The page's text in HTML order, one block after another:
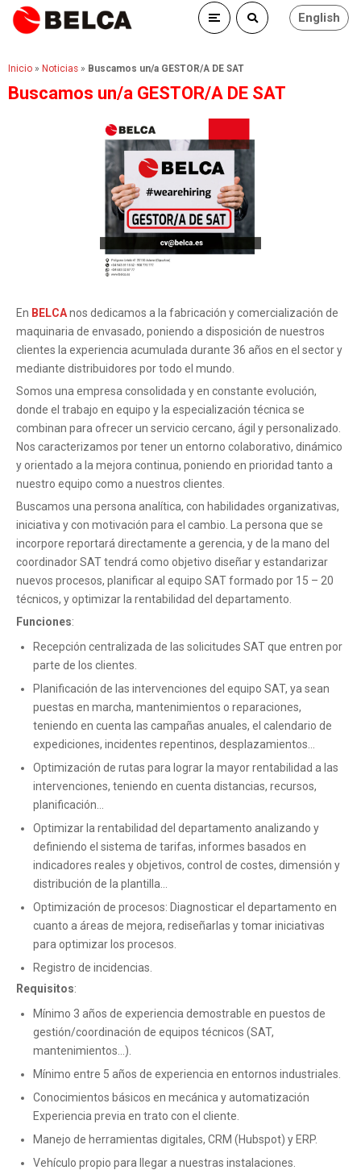
English
Inicio » Noticias » Buscamos un/a GESTOR/A DE SAT
Buscamos un/a GESTOR/A DE SAT
En BELCAnos dedicamos a la fabricación y comercialización de
maquinaria de envasado, poniendo a disposición de nuestros
clientes la experiencia acumulada durante 36 años en el sector y
mediante distribuidores por todo el mundo.
Somos una empresa consolidada y en constante evolución,
donde el trabajo en equipo y la especialización técnica se
combinan para ofrecer un servicio cercano, ágil y personalizado.
Nos caracterizamos por tener un entorno colaborativo, dinámico
y orientado a la mejora continua, poniendo en prioridad tanto a
nuestro equipo como a nuestros clientes.
Buscamos una persona analítica, con habilidades organizativas,
iniciativa y con motivación para el cambio. La persona que se
incorpore reportará directamente a gerencia, y de la mano del
coordinador SAT tendrá como objetivo diseñar y estandarizar
nuevos procesos, planificar al equipo SAT formado por 15 – 20
técnicos, y optimizar la rentabilidad del departamento.
Funciones:
Recepción centralizada de las solicitudes SAT que entren por
parte de los clientes.
Planificación de las intervenciones del equipo SAT, ya sean
puestas en marcha, mantenimientos o reparaciones,
teniendo en cuenta las campañas anuales, el calendario de
expediciones, incidentes repentinos, desplazamientos…
Optimización de rutas para lograr la mayor rentabilidad a las
intervenciones, teniendo en cuenta distancias, recursos,
planificación…
Optimizar la rentabilidad del departamento analizando y
definiendo el sistema de tarifas, informes basados en
indicadores reales y objetivos, control de costes, dimensión y
distribución de la plantilla…
Optimización de procesos: Diagnosticar el departamento en
cuanto a áreas de mejora, rediseñarlas y tomar iniciativas
para optimizar los procesos.
Registro de incidencias.
Requisitos:
Mínimo 3 años de experiencia demostrable en puestos de
gestión/coordinación de equipos técnicos (SAT,
mantenimientos…).
Mínimo entre 5 años de experiencia en entornos industriales.
Conocimientos básicos en mecánica y automatización
Experiencia previa en trato con el cliente.
Manejo de herramientas digitales, CRM (Hubspot) y ERP.
Vehículo propio para llegar a nuestras instalaciones.